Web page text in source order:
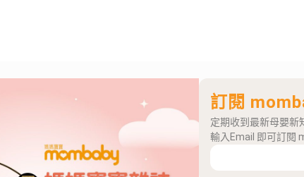
訂閱
定期收到最新母嬰新
輸入Email 即可訂閱